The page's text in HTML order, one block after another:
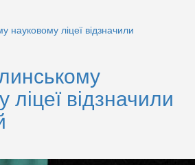
ліцеї відзначили